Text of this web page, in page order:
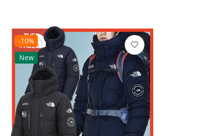
-10%
New